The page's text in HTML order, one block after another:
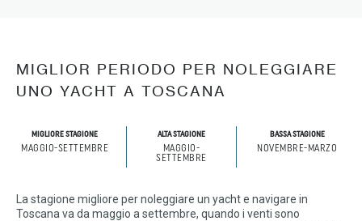
MIGLIOR PERIODO PER NOLEGGIARE
UNO YACHT A TOSCANA
MIGLIORE STAGIONE
MAGGIO-SETTEMBRE
ALTA STAGIONE
MAGGIO-
SETTEMBRE
BASSA STAGIONE
NOVEMBRE-MARZO
La stagione migliore per noleggiare un yacht e navigare in
Toscana va da maggio a settembre, quando i venti sono